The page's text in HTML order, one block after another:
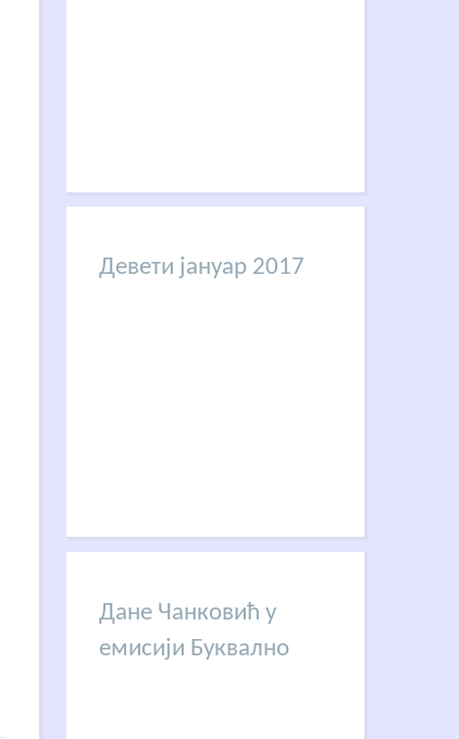
Девети јануар 2017
Дане Чанковић у
емисији Буквално